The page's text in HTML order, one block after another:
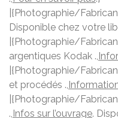
|{Photographie/
Disponible chez votre
|{Photographie/
argentiques Kodak .,
|{Photographie/
et procédés .,
|{Photographie/
., Infos sur l’ouvrage.